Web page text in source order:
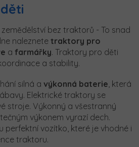
bez traktorů - To snad
naleznete traktory pro
a farmářky. Traktory pro děti
a stability.
silná a výkonná baterie , která
Elektrické traktory se
stroje. Výkonný a všestranný
výkonem vyrazí dech.
perfektní vozítko, které je vhodné i
traktoru.